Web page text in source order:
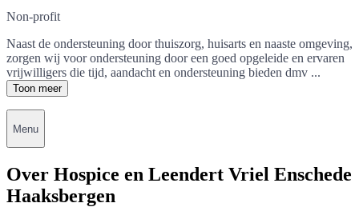
Non-profit
Naast de ondersteuning door thuiszorg, huisarts en naaste omgeving,
zorgen wij voor ondersteuning door een goed opgeleide en ervaren
vrijwilligers die tijd, aandacht en ondersteuning bieden dmv ...
Toon meer
Menu
Over Hospice en Leendert Vriel Enschede
Haaksbergen